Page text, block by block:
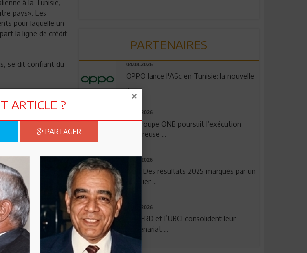
à la Tunisie,
pays». Les
pour laquelle un
la ligne de crédit
se dit confiant du
dans la
surtout en Sicile
par plus de 25
son pays a
le plus
dans la
t-il, mais nous
Raouf Ben Rejeb
PARTENAIRES
04.08.2026
OPPO lance l'A6c en Tunisie: la nouvelle
...
29.07.2026
Le Groupe QNB poursuit l’exécution
rigoureuse ...
29.07.2026
TSB: Des résultats 2025 marqués par un
premier ...
24.07.2026
La BERD et l’UBCI consolident leur
partenariat ...
ARTICLE ?
PARTAGER